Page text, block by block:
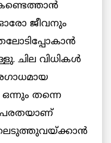
ജീവനും
ചില വിധികള്‍
തന്നെ